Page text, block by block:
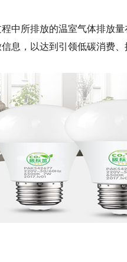
中所排放的温室气体排放
息，以达到引领低碳消费